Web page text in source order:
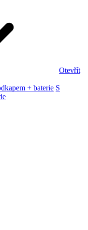
Otevřít
+ baterie S